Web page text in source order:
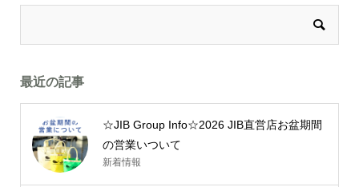
最近の記事
☆JIB Group Info☆2026 JIB直営店お盆期間
の営業いついて
新着情報